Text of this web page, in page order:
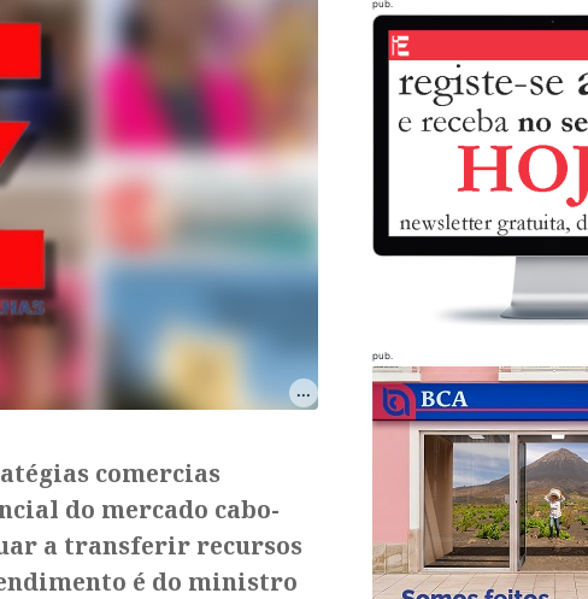
comercias
do mercado cabo-
a transferir recursos
é do ministro
pub.
pub.